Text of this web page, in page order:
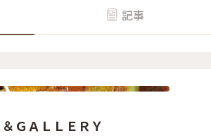
記事
ＧＡＬＬＥＲＹ